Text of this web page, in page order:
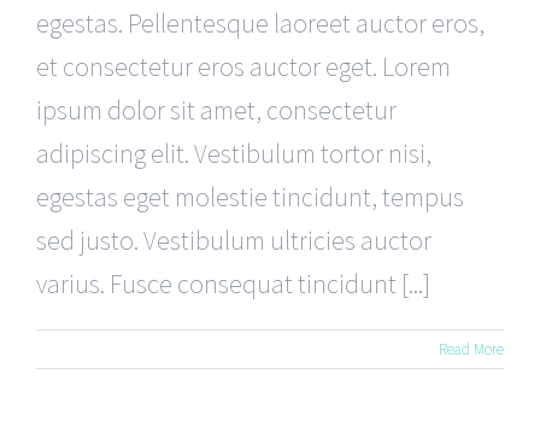
egestas. Pellentesque laoreet auctor eros,
et consectetur eros auctor eget. Lorem
ipsum dolor sit amet, consectetur
adipiscing elit. Vestibulum tortor nisi,
egestas eget molestie tincidunt, tempus
sed justo. Vestibulum ultricies auctor
varius. Fusce consequat tincidunt [...]
Read More